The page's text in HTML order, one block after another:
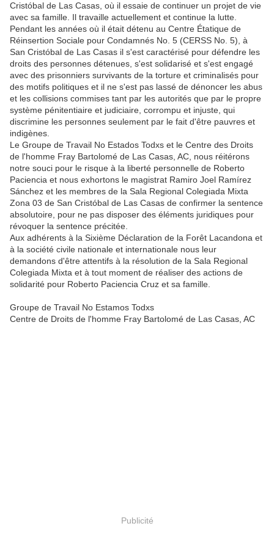
Cristóbal de Las Casas, où il essaie de continuer un projet de vie
avec sa famille. Il travaille actuellement et continue la lutte.
Pendant les années où il était détenu au Centre Étatique de
Réinsertion Sociale pour Condamnés No. 5 (CERSS No. 5), à
San Cristóbal de Las Casas il s'est caractérisé pour défendre les
droits des personnes détenues, s'est solidarisé et s'est engagé
avec des prisonniers survivants de la torture et criminalisés pour
des motifs politiques et il ne s'est pas lassé de dénoncer les abus
et les collisions commises tant par les autorités que par le propre
système pénitentiaire et judiciaire, corrompu et injuste, qui
discrimine les personnes seulement par le fait d'être pauvres et
indigènes.
Le Groupe de Travail No Estados Todxs et le Centre des Droits
de l'homme Fray Bartolomé de Las Casas, AC, nous réitérons
notre souci pour le risque à la liberté personnelle de Roberto
Paciencia et nous exhortons le magistrat Ramiro Joel Ramírez
Sánchez et les membres de la Sala Regional Colegiada Mixta
Zona 03 de San Cristóbal de Las Casas de confirmer la sentence
absolutoire, pour ne pas disposer des éléments juridiques pour
révoquer la sentence précitée.
Aux adhérents à la Sixième Déclaration de la Forêt Lacandona et
à la société civile nationale et internationale nous leur
demandons d'être attentifs à la résolution de la Sala Regional
Colegiada Mixta et à tout moment de réaliser des actions de
solidarité pour Roberto Paciencia Cruz et sa famille.
Groupe de Travail No Estamos Todxs
Centre de Droits de l'homme Fray Bartolomé de Las Casas, AC
Publicité